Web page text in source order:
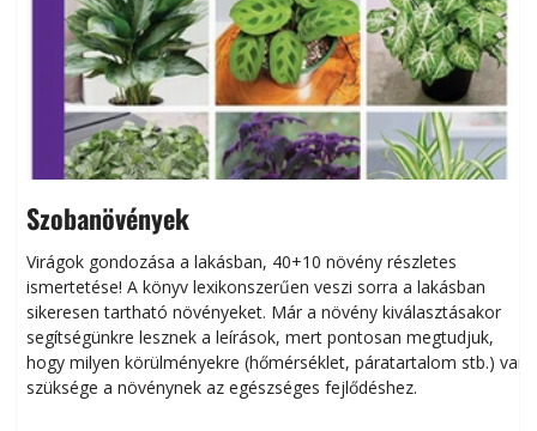
Szobanövények
Virágok gondozása a lakásban, 40+10 növény részletes
ismertetése! A könyv lexikonszerűen veszi sorra a lakásban
sikeresen tart­ha­tó növényeket. Már a növény kiválasztásakor
segítségünkre lesznek a leírások, mert pontosan megtudjuk,
hogy milyen körülményekre (hőmérséklet, páratartalom stb.) van
szüksége a növénynek az egészséges fejlődéshez.